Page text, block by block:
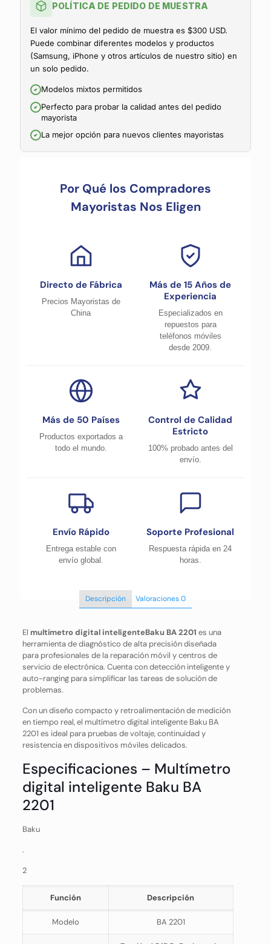
POLÍTICA DE PEDIDO DE MUESTRA
El valor mínimo del pedido de muestra es $300 USD.
Puede combinar diferentes modelos y productos
(Samsung, iPhone y otros artículos de nuestro sitio) en
un solo pedido.
Modelos mixtos permitidos
Perfecto para probar la calidad antes del pedido
mayorista
La mejor opción para nuevos clientes mayoristas
Por Qué los Compradores
Mayoristas Nos Eligen
Directo de Fábrica
Precios Mayoristas de
China
Más de 15 Años de
Experiencia
Especializados en
repuestos para
teléfonos móviles
desde 2009.
Más de 50 Países
Productos exportados a
todo el mundo.
Control de Calidad
Estricto
100% probado antes del
envío.
Envío Rápido
Entrega estable con
envío global.
Soporte Profesional
Respuesta rápida en 24
horas.
Descripción Valoraciones0
El multímetro digital inteligenteBaku BA 2201 es una
herramienta de diagnóstico de alta precisión diseñada
para profesionales de la reparación móvil y centros de
servicio de electrónica. Cuenta con detección inteligente y
auto-ranging para simplificar las tareas de solución de
problemas.
Con un diseño compacto y retroalimentación de medición
en tiempo real, el multímetro digital inteligente Baku BA
2201 es ideal para pruebas de voltaje, continuidad y
resistencia en dispositivos móviles delicados.
Especificaciones – Multímetro
digital inteligente Baku BA
2201
Baku
.
2
Función Descripción
Modelo BA 2201